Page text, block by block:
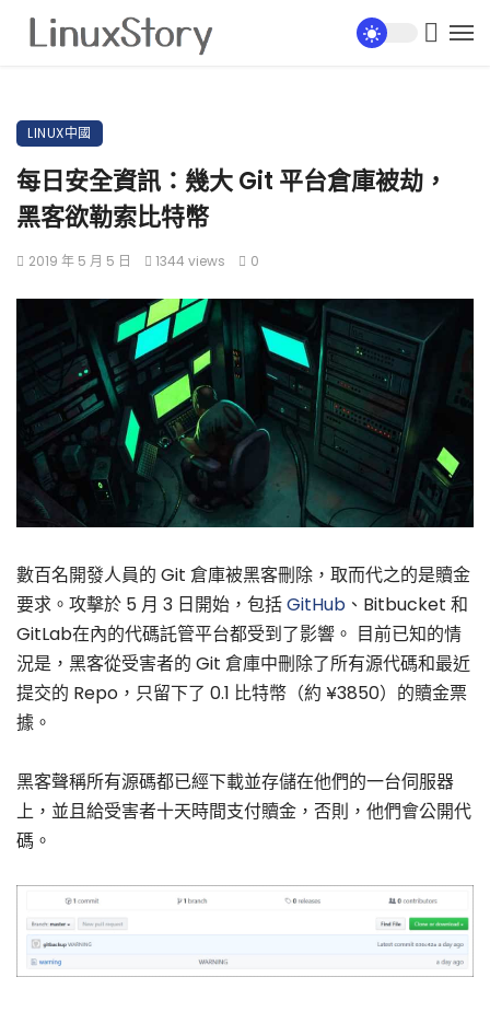
LINUX中國
每日安全資訊：幾大 Git 平台倉庫被劫，
黑客欲勒索比特幣
2019 年 5 月 5 日 1344 views 0
數百名開發人員的 Git 倉庫被黑客刪除，取而代之的是贖金
要求。攻擊於 5 月 3 日開始，包括GitHub 、Bitbucket 和
GitLab在內的代碼託管平台都受到了影響。 目前已知的情
況是，黑客從受害者的 Git 倉庫中刪除了所有源代碼和最近
提交的 Repo，只留下了 0.1 比特幣（約 ¥3850）的贖金票
據。
黑客聲稱所有源碼都已經下載並存儲在他們的一台伺服器
上，並且給受害者十天時間支付贖金，否則，他們會公開代
碼。